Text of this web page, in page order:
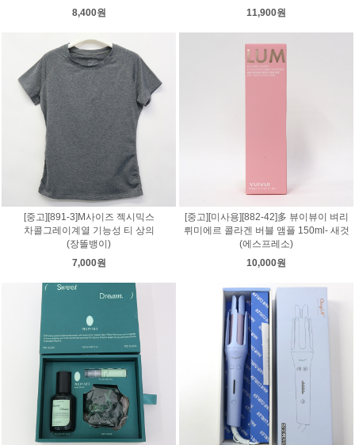
8,400원
11,900원
[중고][891-3]M사이즈 젝시믹스
차콜그레이계열 기능성 티 상의
(장똘뱅이)
7,000원
[중고][미사용][882-42]多 뷰이뷰이 벼리
뤼미에르 콜라겐 버블 앰플 150ml- 새것
(에스프레소)
10,000원